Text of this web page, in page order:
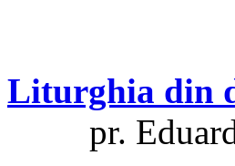
Liturghia din
pr. Eduard